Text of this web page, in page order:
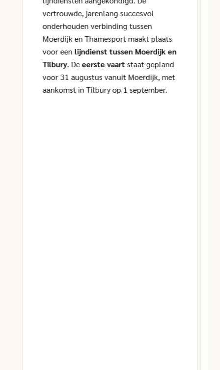
vertrouwde, jarenlang succesvol
onderhouden verbinding tussen
Moerdijk en Thamesport maakt plaats
voor een lijndienst tussen Moerdijk en
Tilbury. Deeerste vaart staat gepland
voor 31 augustus vanuit Moerdijk, met
aankomst in Tilbury op 1 september.